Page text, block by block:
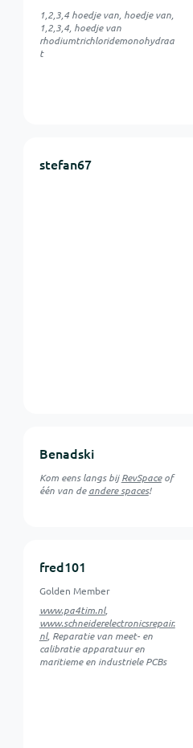
1,2,3,4 hoedje van, hoedje van,
1,2,3,4, hoedje van
rhodiumtrichloridemonohydraa
t
stefan67
Benadski
Kom eens langs bijRevSpaceof
één van deandere spaces!
fred101
Golden Member
www.pa4tim.nl,
www.schneiderelectronicsrepair.
nl, Reparatie van meet- en
calibratie apparatuur en
maritieme en industriele PCBs